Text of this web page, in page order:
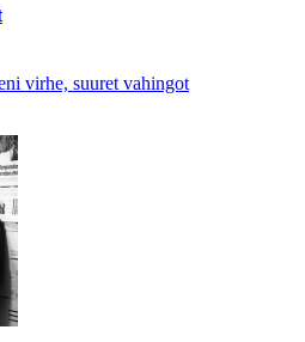
virhe, suuret vahingot